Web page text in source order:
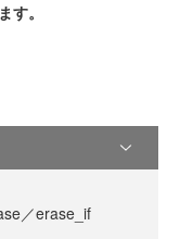
。
／erase_if